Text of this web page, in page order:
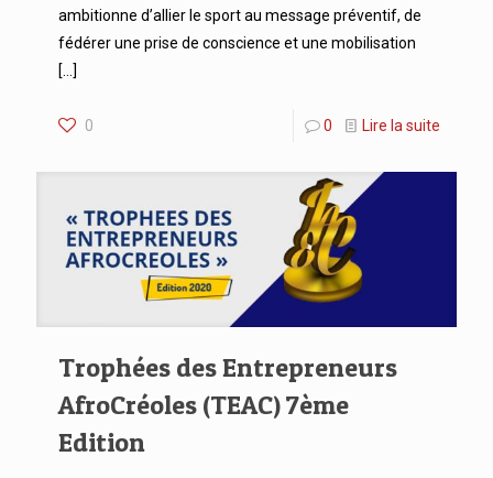
ambitionne d’allier le sport au message préventif, de
fédérer une prise de conscience et une mobilisation
[…]
0 0 Lire la suite
Trophées des Entrepreneurs
AfroCréoles (TEAC) 7ème
Edition